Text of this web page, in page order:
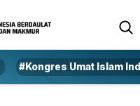
#Kongres Umat Islam